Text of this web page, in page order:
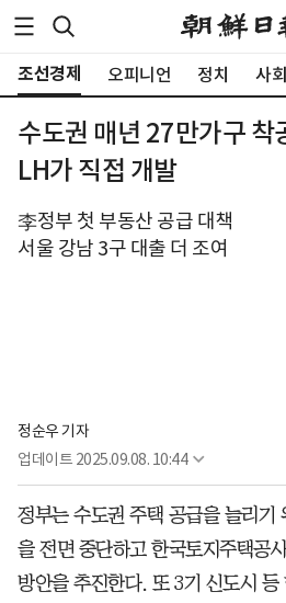
조선경제 오피니언 정치 사회
수도권 매년 27만가구
LH가 직접 개발
李정부 첫 부동산 공급 대책
서울 강남 3구 대출 더 조여
정순우 기자
업데이트 2025.09.08. 10:44
정부는 수도권 주택 공급을 늘리기
을 전면 중단하고 한국토지주택공
방안을 추진한다. 또 3기 신도시 등